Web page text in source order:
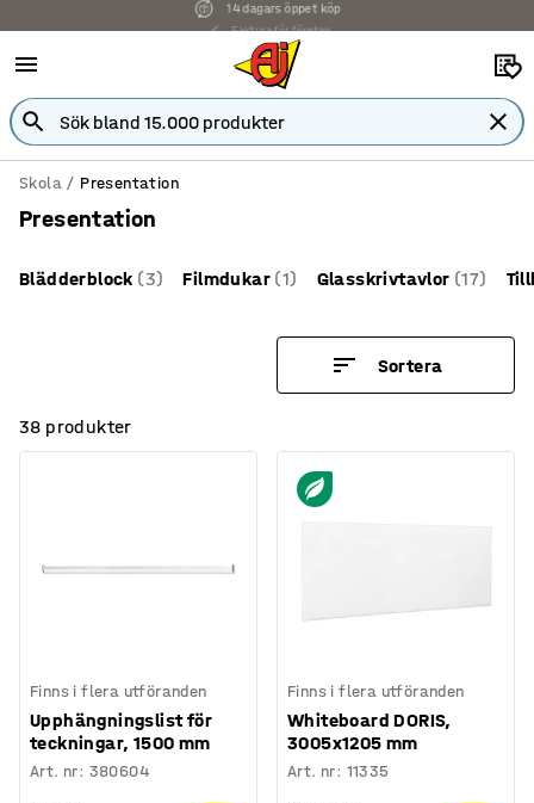
Faktura för företag
Skola Presentation
Presentation
Blädderblock (3) Filmdukar (1) Glasskrivtavlor (17)
Sortera
38 produkter
Finns i flera utföranden
Upphängningslist för
teckningar, 1500 mm
Art. nr: 380604
Finns i flera utföranden
Whiteboard DORIS,
3005x1205 mm
Art. nr: 11335